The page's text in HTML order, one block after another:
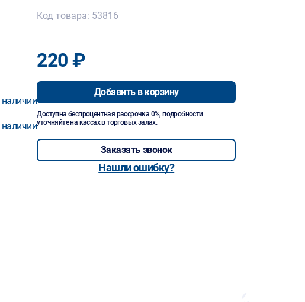
наличии
наличии
Код товара: 53816
220 ₽
Добавить в корзину
Доступна беспроцентная рассрочка 0%, подробности
уточняйте на кассах в торговых залах.
Заказать звонок
Нашли ошибку?